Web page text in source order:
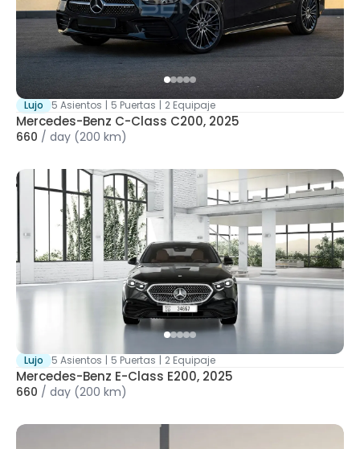
Lujo 5 Asientos | 5 Puertas | 2 Equipaje
Mercedes-Benz C-Class C200, 2025
660 / day (200 km)
Lujo 5 Asientos | 5 Puertas | 2 Equipaje
Mercedes-Benz E-Class E200, 2025
660 / day (200 km)